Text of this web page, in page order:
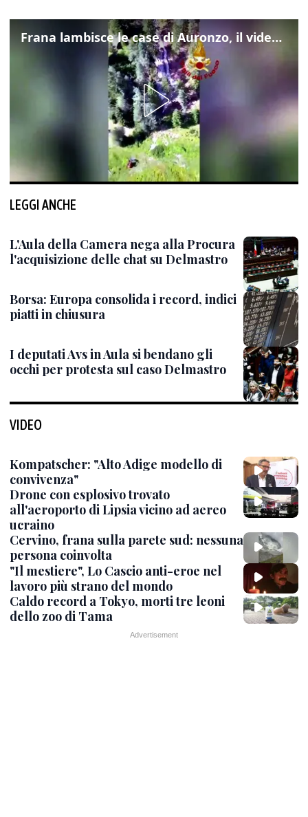
Frana lambisce le case di Auronzo, il video dall'elicottero dei vigili del fuoco
LEGGI ANCHE
L'Aula della Camera nega alla Procura
l'acquisizione delle chat su Delmastro
Borsa: Europa consolida i record, indici
piatti in chiusura
I deputati Avs in Aula si bendano gli
occhi per protesta sul caso Delmastro
VIDEO
Kompatscher: "Alto Adige modello di
convivenza"
Drone con esplosivo trovato
all'aeroporto di Lipsia vicino ad aereo
ucraino
Cervino, frana sulla parete sud: nessuna
persona coinvolta
"Il mestiere", Lo Cascio anti-eroe nel
lavoro più strano del mondo
Caldo record a Tokyo, morti tre leoni
dello zoo di Tama